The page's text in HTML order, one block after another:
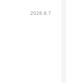
2026.8.7